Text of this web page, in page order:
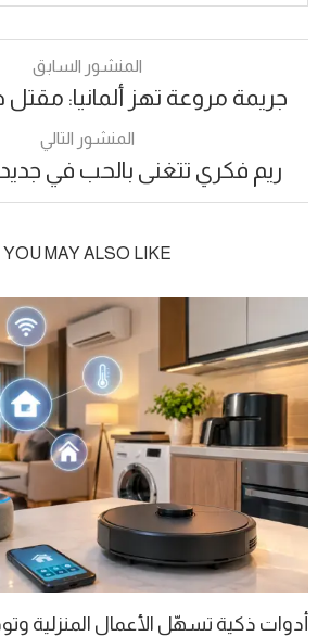
المنشور السابق
جريمة مروعة تهز ألمانيا:
المنشور التالي
ريم فكري تتغنى بالحب في
YOU MAY ALSO LIKE
أدوات ذكية تسهّل الأعمال المنزلية